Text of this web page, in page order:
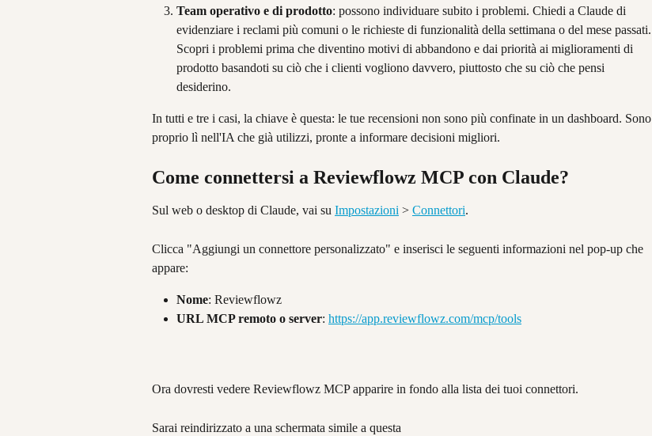
Team operativo e di prodotto: possono individuare subito i problemi. Chiedi a Claude di
evidenziare i reclami più comuni o le richieste di funzionalità della settimana o del mese passati.
Scopri i problemi prima che diventino motivi di abbandono e dai priorità ai miglioramenti di
prodotto basandoti su ciò che i clienti vogliono davvero, piuttosto che su ciò che pensi
desiderino.
In tutti e tre i casi, la chiave è questa: le tue recensioni non sono più confinate in un dashboard. Sono
proprio lì nell'IA che già utilizzi, pronte a informare decisioni migliori.
Come connettersi a Reviewflowz MCP con Claude?
Sul web o desktop di Claude, vai su Impostazioni > Connettori.
Clicca "Aggiungi un connettore personalizzato" e inserisci le seguenti informazioni nel pop-up che
appare:
Nome: Reviewflowz
URL MCP remoto o server: https://app.reviewflowz.com/mcp/tools
Ora dovresti vedere Reviewflowz MCP apparire in fondo alla lista dei tuoi connettori.
Sarai reindirizzato a una schermata simile a questa